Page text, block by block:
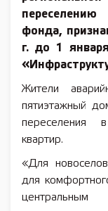
фонда,
г. до 1
Жители
пятиэтажный
переселения
квартир.
«Для
для
центральным